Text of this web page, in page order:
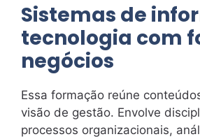
Sistemas de
tecnologia com
negócios
Essa formação reúne
visão de gestão. Envolve
processos organizacionais,